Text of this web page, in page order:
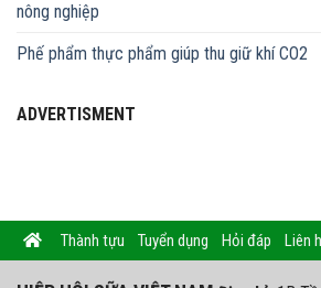
nông nghiệp
Phế phẩm thực phẩm giúp thu giữ khí CO2
ADVERTISMENT
Thành tựu Tuyển dụng Hỏi đáp Liên